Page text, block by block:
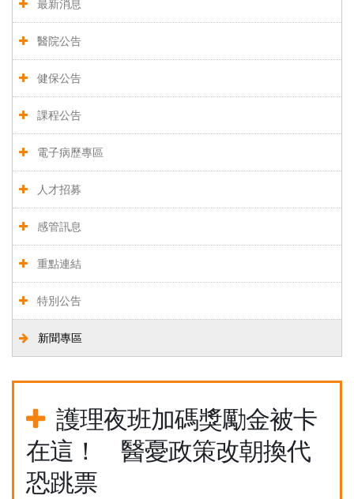
最新消息
醫院公告
健保公告
課程公告
電子病歷專區
人才招募
感管訊息
重點連結
特別公告
新聞專區
護理夜班加碼獎勵金被卡
在這！ 醫憂政策改朝換代
恐跳票